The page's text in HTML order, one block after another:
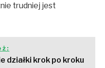
trudniej jest
działki krok po kroku